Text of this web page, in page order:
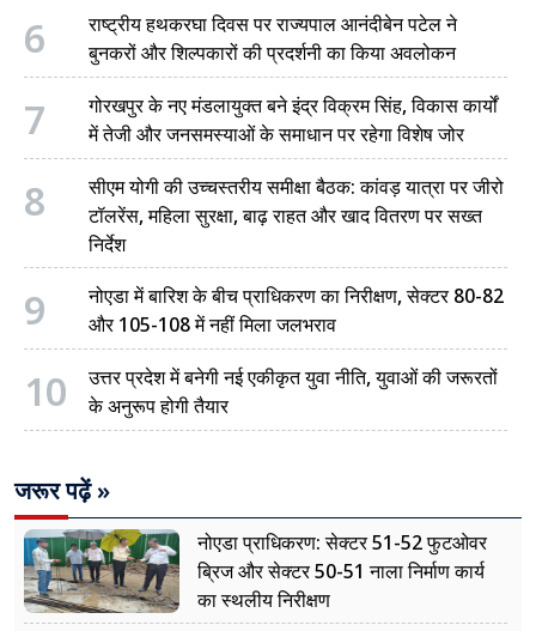
6
राष्ट्रीय हथकरघा दिवस पर राज्यपाल आनंदीबेन पटेल ने
बुनकरों और शिल्पकारों की प्रदर्शनी का किया अवलोकन
7
गोरखपुर के नए मंडलायुक्त बने इंद्र विक्रम सिंह, विकास कार्यों
में तेजी और जनसमस्याओं के समाधान पर रहेगा विशेष जोर
8
सीएम योगी की उच्चस्तरीय समीक्षा बैठक: कांवड़ यात्रा पर जीरो
टॉलरेंस, महिला सुरक्षा, बाढ़ राहत और खाद वितरण पर सख्त
निर्देश
9
नोएडा में बारिश के बीच प्राधिकरण का निरीक्षण, सेक्टर 80-82
और 105-108 में नहीं मिला जलभराव
10
उत्तर प्रदेश में बनेगी नई एकीकृत युवा नीति, युवाओं की जरूरतों
के अनुरूप होगी तैयार
जरूर पढ़ें »
नोएडा प्राधिकरण: सेक्टर 51-52 फुटओवर
ब्रिज और सेक्टर 50-51 नाला निर्माण कार्य
का स्थलीय निरीक्षण